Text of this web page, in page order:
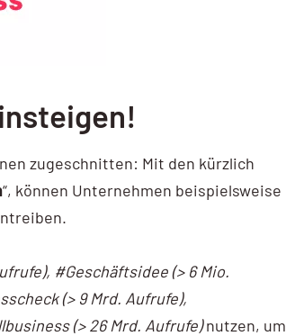
zugeschnitten: Mit den kürzlich
“, können Unternehmen beispielsweise
#Geschäftsidee (> 6 Mio.
(> 9 Mrd. Aufrufe),
(> 26 Mrd. Aufrufe)nutzen, um